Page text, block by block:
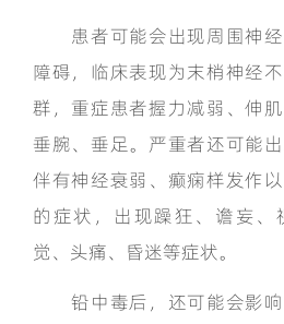
患者可能会出现周围神经
障碍，临床表现为末梢神经
群，重症患者握力减弱、伸
垂腕、垂足。严重者还可能
伴有神经衰弱、癫痫样发作
的症状，出现躁狂、谵妄、
觉、头痛、昏迷等症状。
铅中毒后，还可能会影响